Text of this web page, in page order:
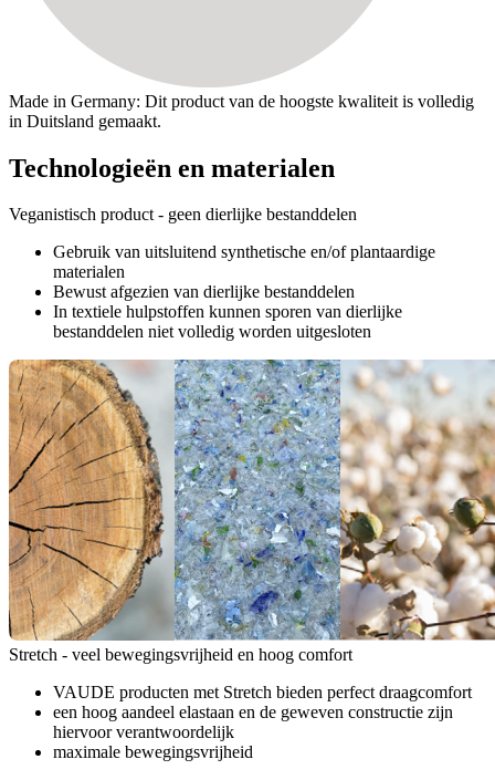
Made in Germany: Dit product van de hoogste kwaliteit is volledig
in Duitsland gemaakt.
Technologieën en materialen
Veganistisch product - geen dierlijke bestanddelen
Gebruik van uitsluitend synthetische en/of plantaardige
materialen
Bewust afgezien van dierlijke bestanddelen
In textiele hulpstoffen kunnen sporen van dierlijke
bestanddelen niet volledig worden uitgesloten
Stretch - veel bewegingsvrijheid en hoog comfort
VAUDE producten met Stretch bieden perfect draagcomfort
een hoog aandeel elastaan en de geweven constructie zijn
hiervoor verantwoordelijk
maximale bewegingsvrijheid